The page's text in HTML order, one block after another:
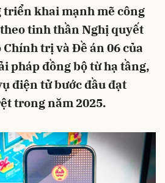
triển khai mạnh mẽ công
tinh thần Nghị quyết
trị và Đề án 06 của
pháp đồng bộ từ hạ tầng,
điện tử bước đầu đạt
trong năm 2025.
Hủy Gửi